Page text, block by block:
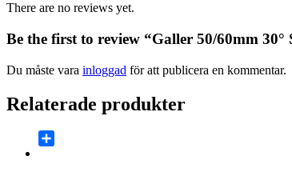
There are no reviews yet.
Be the first to review “Galler 50/60mm 30°
Du måste vara inloggad för att publicera en kommentar.
Relaterade produkter